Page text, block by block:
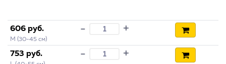
606 руб.
M (30-45 см)
- +
753 руб. - +